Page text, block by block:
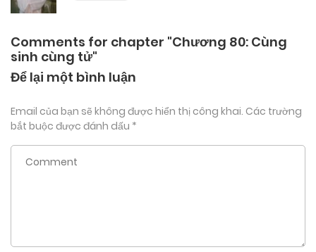
Comments for chapter "Chương 80: Cùng
sinh cùng tử"
Để lại một bình luận
Email của bạn sẽ không được hiển thị công khai. Các trường
bắt buộc được đánh dấu *